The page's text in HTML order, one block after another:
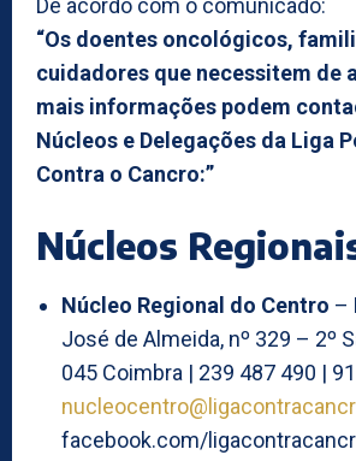
De acordo com o comunicado:
“Os doentes oncológicos,
cuidadores que necessitem de
mais informações podem
Núcleos e Delegações da Liga
Contra o Cancro:”
Núcleos
Núcleo Regional do Centro –
José de Almeida, nº 329 – 2º
045 Coimbra | 239 487 490 |
facebook.com/